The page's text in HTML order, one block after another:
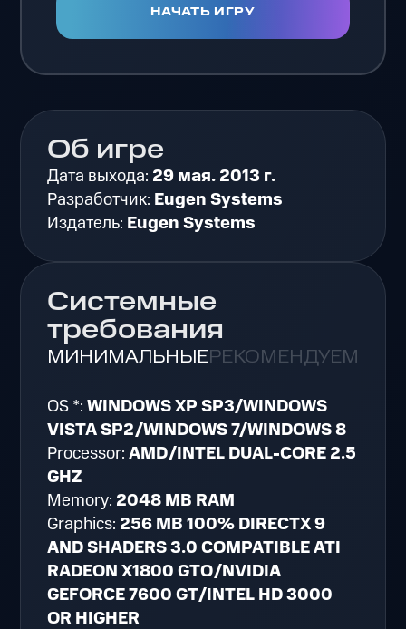
НАЧАТЬ ИГРУ
Об игре
Дата выхода: 29 мая. 2013 г.
Разработчик: Eugen Systems
Издатель: Eugen Systems
Системные
требования
МИНИМАЛЬНЫЕРЕКОМЕНДУЕМЫЕ
OS *:WINDOWS XP SP3/WINDOWS
VISTA SP2/WINDOWS 7/WINDOWS 8
Processor:AMD/INTEL DUAL-CORE 2.5
GHZ
Memory: 2048 MB RAM
Graphics: 256 MB 100% DIRECTX 9
AND SHADERS 3.0 COMPATIBLE ATI
RADEON X1800 GTO/NVIDIA
GEFORCE 7600 GT/INTEL HD 3000
OR HIGHER